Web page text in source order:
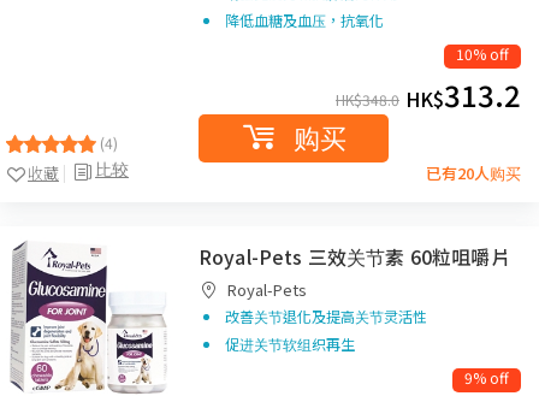
(4)
比较
收藏
降低血糖及血压，抗氧化
10% off
HK$348.0 HK$313.2
购买
已有20人购买
Royal-Pets 三效关节素 60粒咀嚼片
Royal-Pets
改善关节退化及提高关节灵活性
促进关节软组织再生
9% off